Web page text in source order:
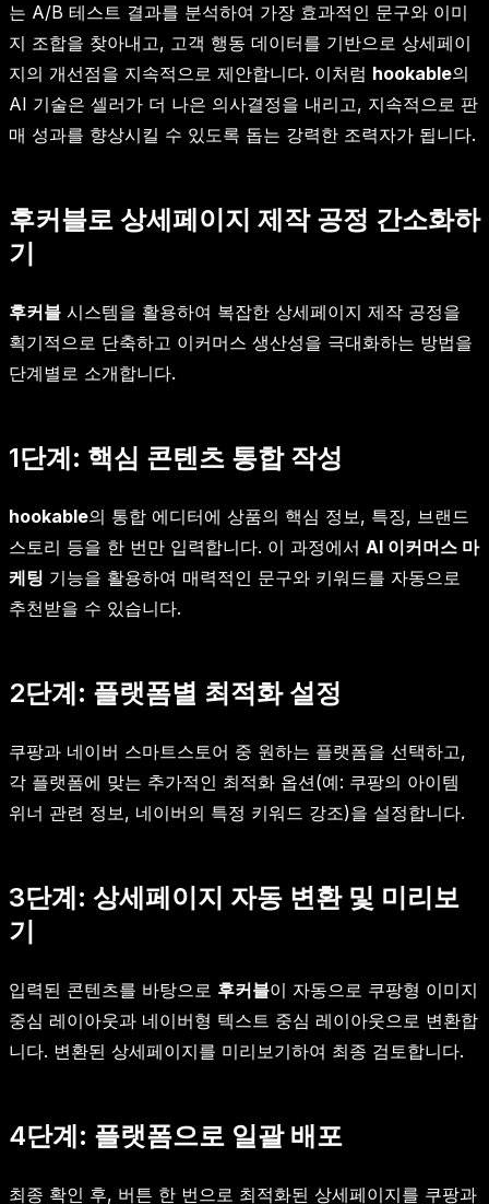
는 A/B 테스트 결과를 분석하여 가장 효과적인 문구와 이미
지 조합을 찾아내고, 고객 행동 데이터를 기반으로 상세페이
지의 개선점을 지속적으로 제안합니다. 이처럼 hookable의
AI 기술은 셀러가 더 나은 의사결정을 내리고, 지속적으로 판
매 성과를 향상시킬 수 있도록 돕는 강력한 조력자가 됩니다.
후커블로 상세페이지 제작 공정 간소화하
기
후커블 시스템을 활용하여 복잡한 상세페이지 제작 공정을
획기적으로 단축하고 이커머스 생산성을 극대화하는 방법을
단계별로 소개합니다.
1단계: 핵심 콘텐츠 통합 작성
hookable의 통합 에디터에 상품의 핵심 정보, 특징, 브랜드
스토리 등을 한 번만 입력합니다. 이 과정에서 AI 이커머스 마
케팅 기능을 활용하여 매력적인 문구와 키워드를 자동으로
추천받을 수 있습니다.
2단계: 플랫폼별 최적화 설정
쿠팡과 네이버 스마트스토어 중 원하는 플랫폼을 선택하고,
각 플랫폼에 맞는 추가적인 최적화 옵션(예: 쿠팡의 아이템
위너 관련 정보, 네이버의 특정 키워드 강조)을 설정합니다.
3단계: 상세페이지 자동 변환 및 미리보
기
입력된 콘텐츠를 바탕으로 후커블이 자동으로 쿠팡형 이미지
중심 레이아웃과 네이버형 텍스트 중심 레이아웃으로 변환합
니다. 변환된 상세페이지를 미리보기하여 최종 검토합니다.
4단계: 플랫폼으로 일괄 배포
최종 확인 후, 버튼 한 번으로 최적화된 상세페이지를 쿠팡과